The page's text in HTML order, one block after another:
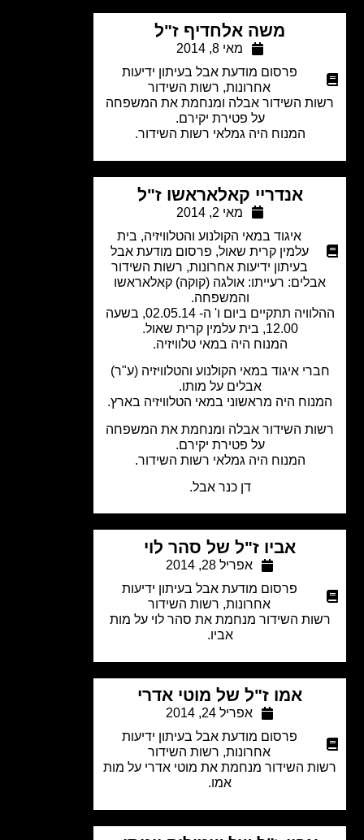
משה אלחדיף ז"ל
מאי 8, 2014
פרסום מודעת אבל בעיתון ידיעות
אחרונות,רשות השידור
השידור אבלה ומנחמת את המשפחה
על פטירת יקירם.
המנוח היה גמלאי רשות השידור.
אנדריי קאלאראשו ז"ל
מאי 2, 2014
איגוד במאי הקולנוע והטלוויזיה,בית
עלמין קרית שאול,פרסום מודעת אבל
בעיתון ידיעות אחרונות,רשות השידור
רעייתו: אולגה (קוקה) קאלאראשו
והמשפחה.
ההלוויה תתקיים ביום ו' ה- 02.05.14, בשעה
המנוח היה במאי טלוויזיה.
איגוד במאי הקולנוע והטלוויזיה (ע"ר)
אבלים על מותו.
היה מראשוני במאי הטלוויזיה בארץ.
השידור אבלה ומנחמת את המשפחה
על פטירת יקירם.
המנוח היה גמלאי רשות השידור.
דן כנר אבל.
אביו ז"ל של סהר לוי
אפריל 28, 2014
פרסום מודעת אבל בעיתון ידיעות
אחרונות,רשות השידור
השידור מנחמת את סהר לוי על מות
אמו ז"ל של מוטי אדרי
אפריל 24, 2014
פרסום מודעת אבל בעיתון ידיעות
אחרונות,רשות השידור
השידור מנחמת את מוטי אדרי על מות